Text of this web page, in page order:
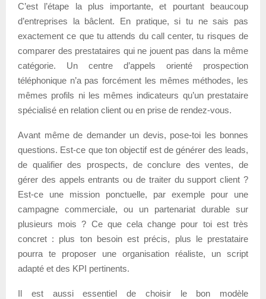
C’est l’étape la plus importante, et pourtant beaucoup
d’entreprises la bâclent. En pratique, si tu ne sais pas
exactement ce que tu attends du call center, tu risques de
comparer des prestataires qui ne jouent pas dans la même
catégorie. Un centre d’appels orienté prospection
téléphonique n’a pas forcément les mêmes méthodes, les
mêmes profils ni les mêmes indicateurs qu’un prestataire
spécialisé en relation client ou en prise de rendez-vous.
Avant même de demander un devis, pose-toi les bonnes
questions. Est-ce que ton objectif est de générer des leads,
de qualifier des prospects, de conclure des ventes, de
gérer des appels entrants ou de traiter du support client ?
Est-ce une mission ponctuelle, par exemple pour une
campagne commerciale, ou un partenariat durable sur
plusieurs mois ? Ce que cela change pour toi est très
concret : plus ton besoin est précis, plus le prestataire
pourra te proposer une organisation réaliste, un script
adapté et des KPI pertinents.
Il est aussi essentiel de choisir le bon modèle